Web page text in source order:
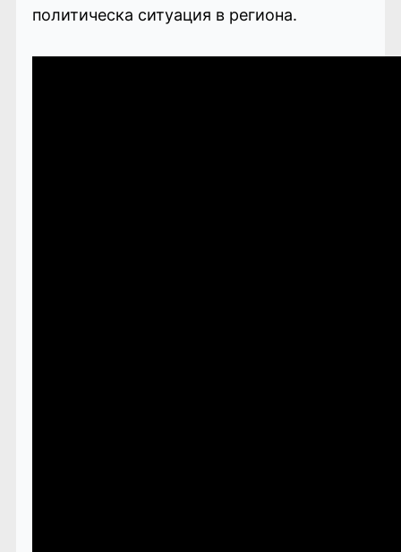
политическа ситуация в региона.